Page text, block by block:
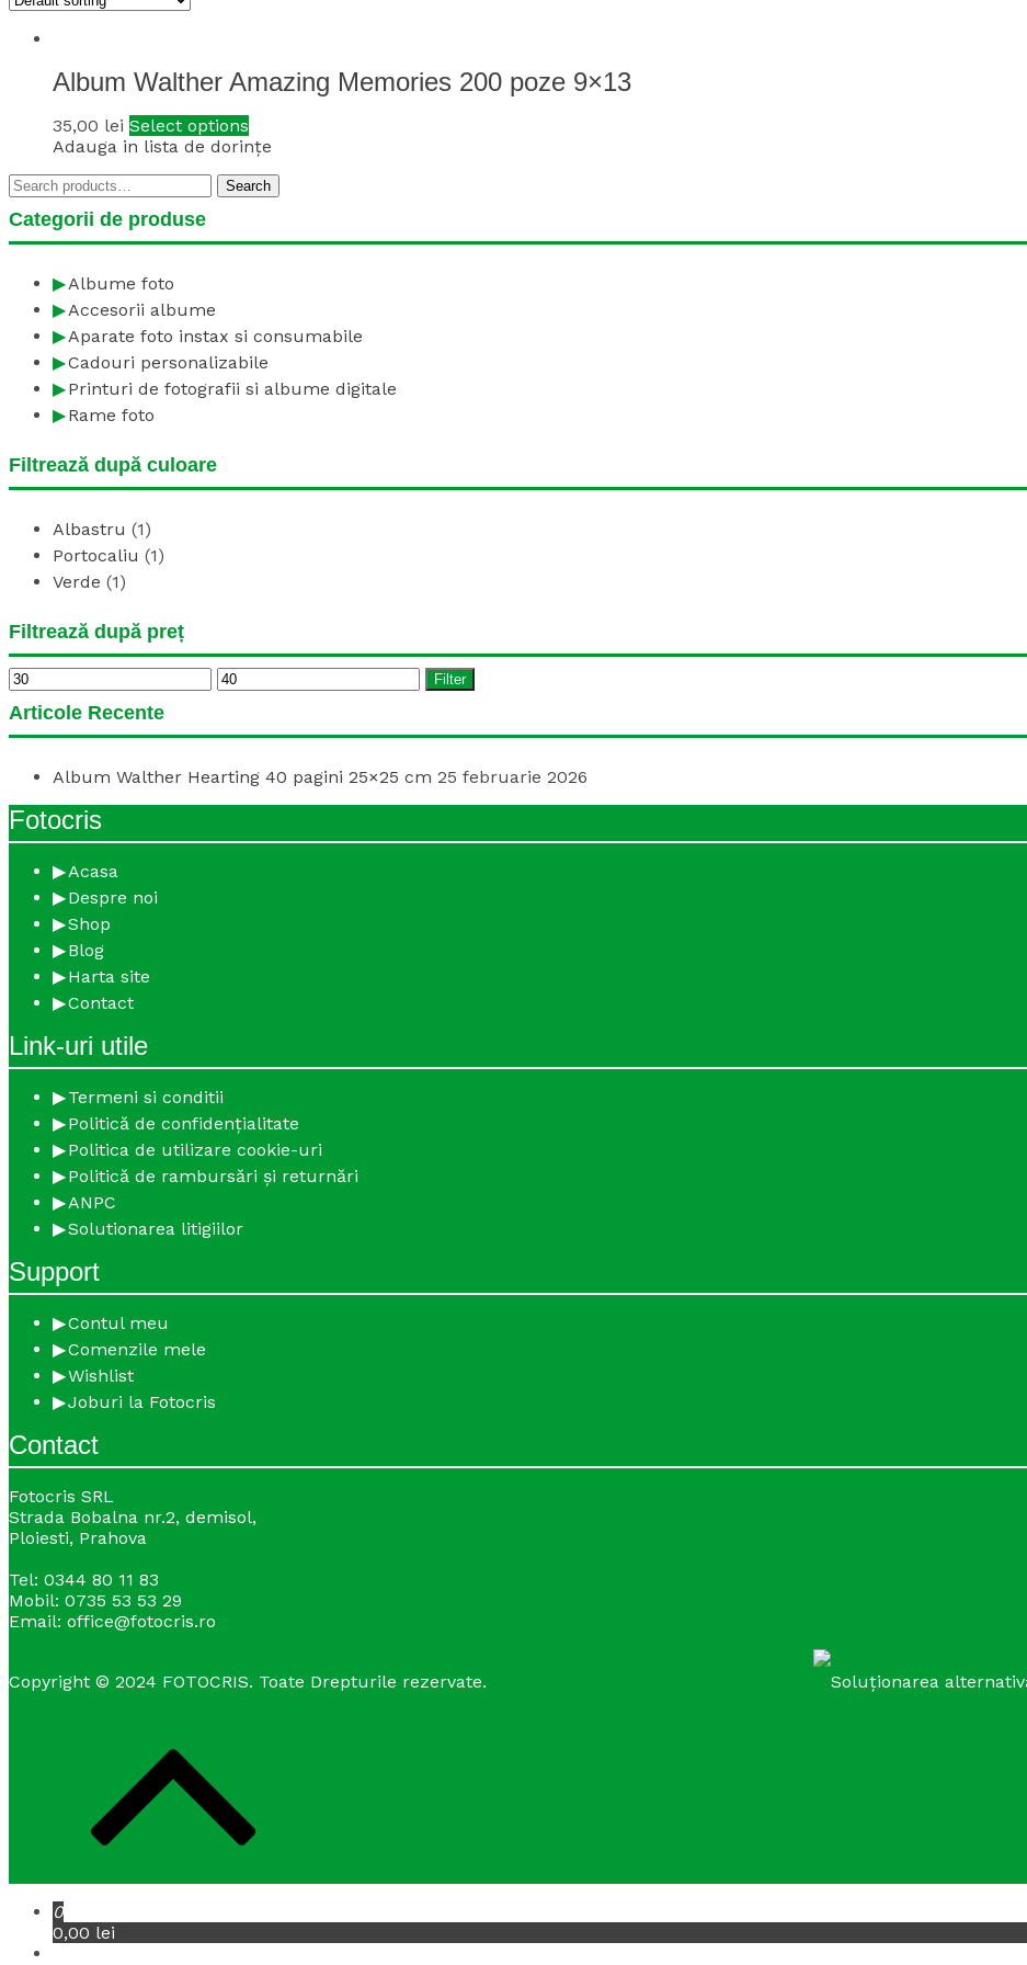
Album Walther Amazing Memories 200 poze 9×13
35,00 lei Select options
Adauga in lista de dorințe
Search
for:
Search
Categorii de produse
Albume foto
Accesorii albume
Aparate foto instax si consumabile
Cadouri personalizabile
Printuri de fotografii si albume digitale
Rame foto
Filtrează după culoare
Albastru (1)
Portocaliu (1)
Verde (1)
Filtrează după preț
Min
price
Max
price
Filter
Articole Recente
Album Walther Hearting 40 pagini 25×25 cm 25 februarie 2026
Fotocris
Acasa
Despre noi
Shop
Blog
Harta site
Contact
Link-uri utile
Termeni si conditii
Politică de confidențialitate
Politica de utilizare cookie-uri
Politică de rambursări și returnări
ANPC
Solutionarea litigiilor
Support
Contul meu
Comenzile mele
Wishlist
Joburi la Fotocris
Contact
Fotocris SRL
Strada Bobalna nr.2, demisol,
Ploiesti, Prahova
Tel: 0344 80 11 83
Mobil: 0735 53 53 29
Email: office@fotocris.ro
Copyright © 2024 FOTOCRIS. Toate Drepturile rezervate.
0
0,00 lei